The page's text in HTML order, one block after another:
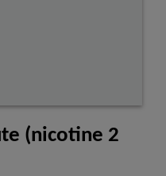
(nicotine 2